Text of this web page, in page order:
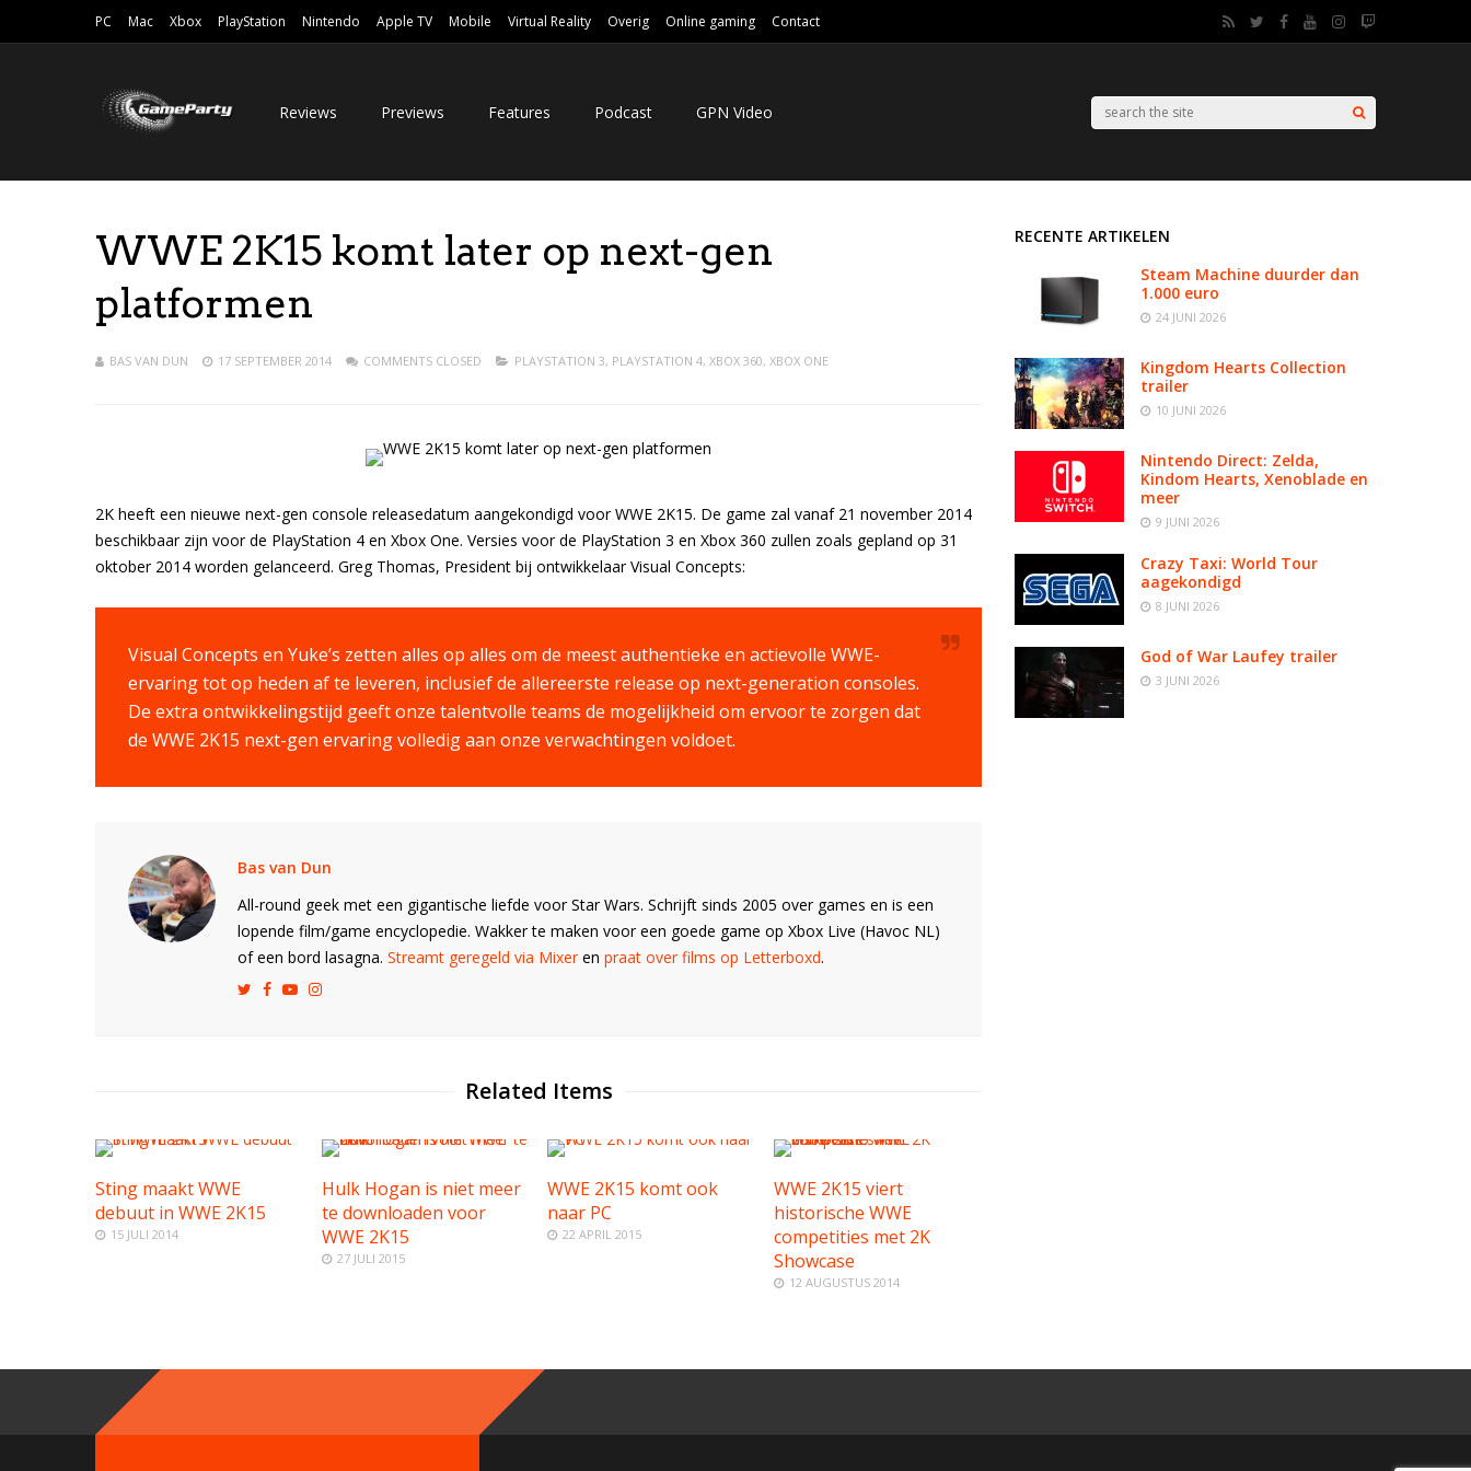
PC Mac Xbox PlayStation Nintendo Apple TV Mobile Virtual Reality Overig Online gaming Contact
Reviews Previews Features Podcast GPN Video
WWE 2K15 komt later op next-gen
platformen
BAS VAN DUN 17 SEPTEMBER 2014 COMMENTS CLOSED PLAYSTATION 3, PLAYSTATION 4, XBOX 360, XBOX ONE
2K heeft een nieuwe next-gen console releasedatum aangekondigd voor WWE 2K15. De game zal vanaf 21 november 2014
beschikbaar zijn voor de PlayStation 4 en Xbox One. Versies voor de PlayStation 3 en Xbox 360 zullen zoals gepland op 31
oktober 2014 worden gelanceerd. Greg Thomas, President bij ontwikkelaar Visual Concepts:
Visual Concepts en Yuke’s zetten alles op alles om de meest authentieke en actievolle WWE-
ervaring tot op heden af te leveren, inclusief de allereerste release op next-generation consoles.
De extra ontwikkelingstijd geeft onze talentvolle teams de mogelijkheid om ervoor te zorgen dat
de WWE 2K15 next-gen ervaring volledig aan onze verwachtingen voldoet.
Bas van Dun
All-round geek met een gigantische liefde voor Star Wars. Schrijft sinds 2005 over games en is een
lopende film/game encyclopedie. Wakker te maken voor een goede game op Xbox Live (Havoc NL)
of een bord lasagna. Streamt geregeld via Mixeren praat over films op Letterboxd.
Related Items
Sting maakt WWE
debuut in WWE 2K15
15 JULI 2014
Hulk Hogan is niet meer
te downloaden voor
WWE 2K15
27 JULI 2015
WWE 2K15 komt ook
naar PC
22 APRIL 2015
WWE 2K15 viert
historische WWE
competities met 2K
Showcase
12 AUGUSTUS 2014
RECENTE ARTIKELEN
Steam Machine duurder dan
1.000 euro
24 JUNI 2026
Kingdom Hearts Collection
trailer
10 JUNI 2026
Nintendo Direct: Zelda,
Kindom Hearts, Xenoblade en
meer
9 JUNI 2026
Crazy Taxi: World Tour
aagekondigd
8 JUNI 2026
God of War Laufey trailer
3 JUNI 2026